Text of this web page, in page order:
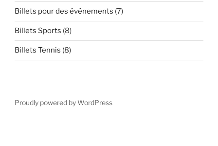
Billets pour des événements (7)
Billets Sports (8)
Billets Tennis (8)
Proudly powered by WordPress